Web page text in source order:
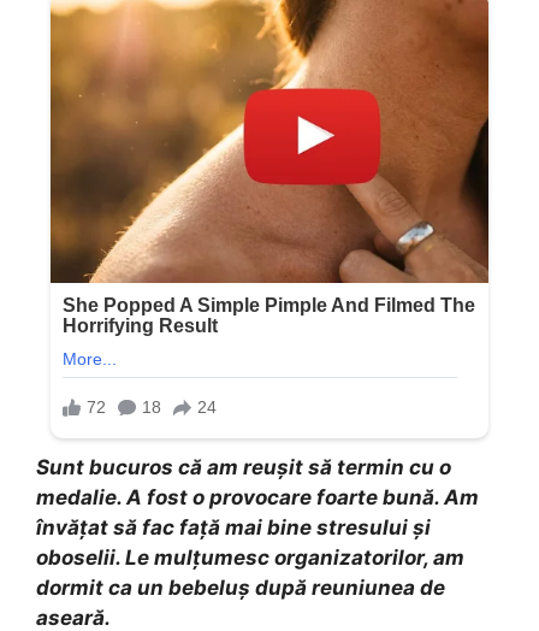
Sunt bucuros că am reușit să termin cu o
medalie. A fost o provocare foarte bună. Am
învățat să fac față mai bine stresului și
oboselii. Le mulțumesc organizatorilor, am
dormit ca un bebeluș după reuniunea de
aseară.